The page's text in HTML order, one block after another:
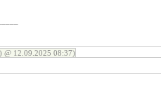
12.09.2025 08:37)